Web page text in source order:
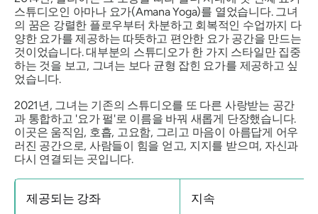
스튜디오인 아마나 요가(Amana Yoga)를 열었습니다. 그녀
의 꿈은 강렬한 플로우부터 차분하고 회복적인 수업까지 다
양한 요가를 제공하는 따뜻하고 편안한 요가 공간을 만드는
것이었습니다. 대부분의 스튜디오가 한 가지 스타일만 집중
하는 것을 보고, 그녀는 보다 균형 잡힌 요가를 제공하고 싶
었습니다.
2021년, 그녀는 기존의 스튜디오를 또 다른 사랑받는 공간
과 통합하고 '요가 펄'로 이름을 바꿔 새롭게 단장했습니다.
이곳은 움직임, 호흡, 고요함, 그리고 마음이 아름답게 어우
러진 공간으로, 사람들이 힘을 얻고, 지지를 받으며, 자신과
다시 연결되는 곳입니다.
제공되는 강좌 지속